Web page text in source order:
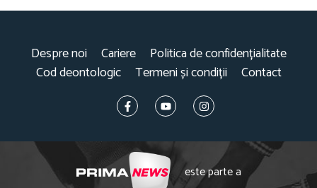
Despre noi Cariere
Politica de confidențialitate
Cod deontologic
Termeni și condiții Contact
este parte a